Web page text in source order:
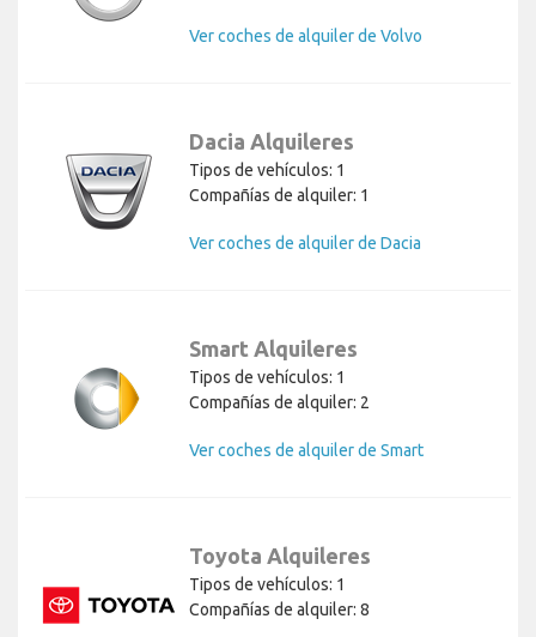
Ver coches de alquiler de Volvo
Dacia Alquileres
Tipos de vehículos: 1
Compañías de alquiler: 1
Ver coches de alquiler de Dacia
Smart Alquileres
Tipos de vehículos: 1
Compañías de alquiler: 2
Ver coches de alquiler de Smart
Toyota Alquileres
Tipos de vehículos: 1
Compañías de alquiler: 8